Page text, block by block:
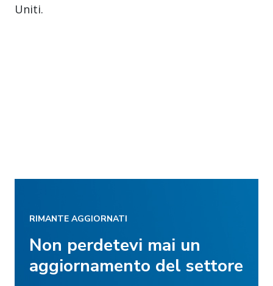
Uniti.
RIMANTE AGGIORNATI
Non perdetevi mai un
aggiornamento del settore